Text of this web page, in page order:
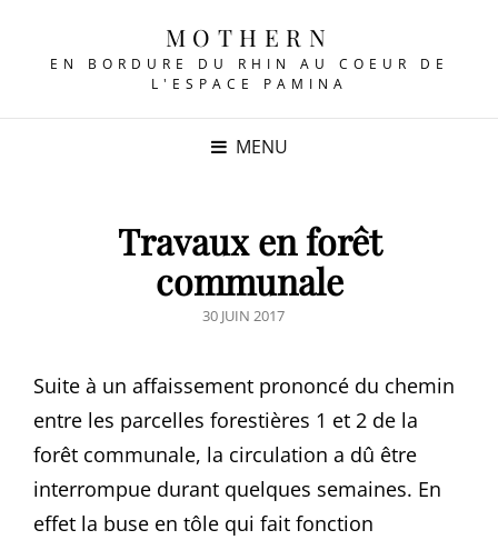
MOTHERN
EN BORDURE DU RHIN AU COEUR DE
L'ESPACE PAMINA
MENU
Travaux en forêt
communale
POSTED
30 JUIN 2017
Suite à un affaissement prononcé du chemin
entre les parcelles forestières 1 et 2 de la
forêt communale, la circulation a dû être
interrompue durant quelques semaines. En
effet la buse en tôle qui fait fonction